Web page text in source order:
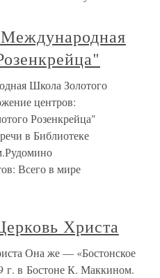
Школа Золотого
центров:
Розенкрейца"
в Библиотеке
Всего в мире
Христа
Она же — «Бостонское
г. в Бостоне К. Маккином.